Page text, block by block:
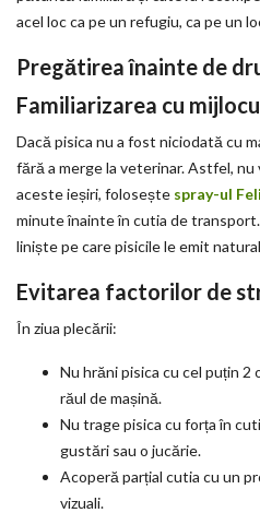
acel loc ca pe un refugiu, ca pe un
Pregătirea înainte de
Familiarizarea cu
Dacă pisica nu a fost niciodată cu
fără a merge la veterinar. Astfel,
aceste ieșiri, folosește spray-ul
minute înainte în cutia de
liniște pe care pisicile le emit
Evitarea factorilor de
În ziua plecării:
Nu hrăni pisica cu cel puțin
răul de mașină.
Nu trage pisica cu forța în
gustări sau o jucărie.
Acoperă parțial cutia cu un
vizuali.